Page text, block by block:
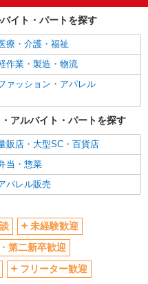
未経験歓迎
卒・第二新卒歓迎
婦・主夫歓迎
歴不問
シニア（60代～）活躍中
ーナス・賞与あり
全週休2日制
煙・分煙
通勤OK
通費支給
休・育休取得実績あり
種手当（家族・役職・インセン
イト・パートを探す
療・介護・福祉
作業・製造・物流
ァッション・アパレル
アルバイト・パートを探す
販店・大型SC・百貨店
当・惣菜
パレル販売
未経験歓迎
第二新卒歓迎
フリーター歓迎